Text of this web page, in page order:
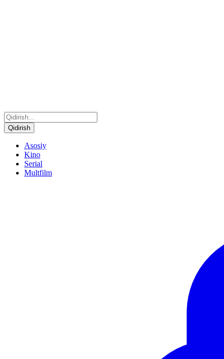
Qidirish
Asosiy
Kino
Serial
Multfilm